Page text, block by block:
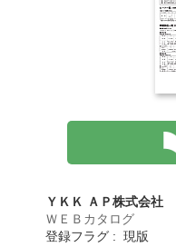
ＹＫＫ ＡＰ株式会社
ＷＥＢカタログ
登録フラグ : 現版